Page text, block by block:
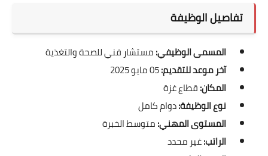
تفاصيل الوظيفة
المسمى الوظيفي:مستشار فني للصحة والتغذية
آخر موعد للتقديم:
المكان:قطاع غزة
نوع الوظيفة:دوام كامل
المستوى المهني:متوسط الخبرة
الراتب:غير محدد